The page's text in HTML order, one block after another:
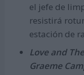
el jefe de
resistirá
estación de
Love and
Graeme